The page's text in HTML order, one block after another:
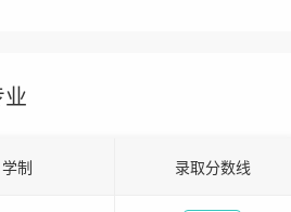
学制 录取分数线